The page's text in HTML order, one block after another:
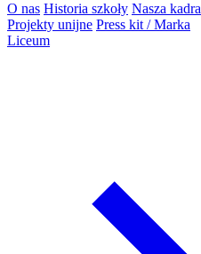
O nas Historia szkoły Nasza kadra
Projekty unijne Press kit / Marka
Liceum